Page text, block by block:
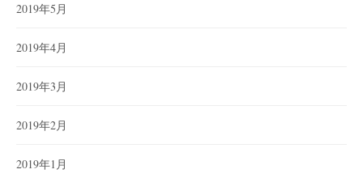
2019年5月
2019年4月
2019年3月
2019年2月
2019年1月